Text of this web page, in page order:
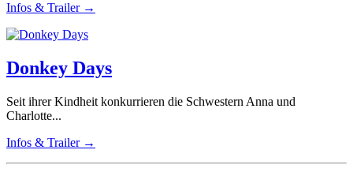
Infos & Trailer →
Donkey Days
Seit ihrer Kindheit konkurrieren die Schwestern Anna und
Charlotte...
Infos & Trailer →